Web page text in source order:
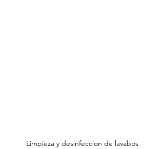
Limpieza y desinfeccion de lavabos